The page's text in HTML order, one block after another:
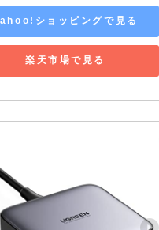
ショッピングで見る
楽天市場で見る